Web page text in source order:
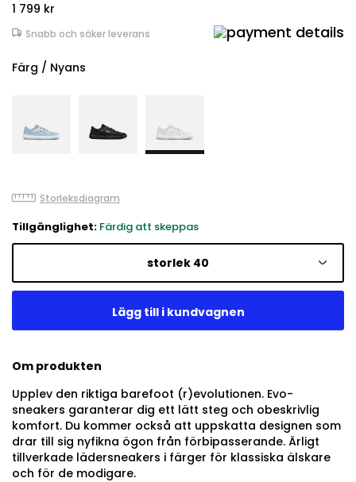
1 799 kr
Snabb och säker leverans
Färg / Nyans
Storleksdiagram
Tillgänglighet: Färdig att skeppas
storlek 40
Om produkten
Upplev den riktiga barefoot (r)evolutionen. Evo-
sneakers garanterar dig ett lätt steg och obeskrivlig
komfort. Du kommer också att uppskatta designen som
drar till sig nyfikna ögon från förbipasserande. Ärligt
tillverkade lädersneakers i färger för klassiska älskare
och för de modigare.